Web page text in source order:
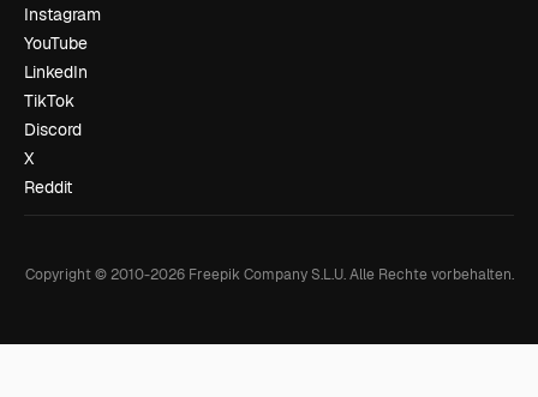
Instagram
YouTube
LinkedIn
TikTok
Discord
X
Reddit
Copyright © 2010-2026Freepik Company S.L.U. Alle Rechte vorbehalten.